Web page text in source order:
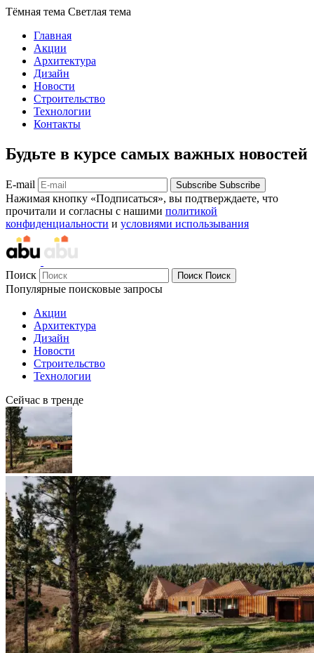
Тёмная тема Светлая тема
Главная
Акции
Архитектура
Дизайн
Новости
Строительство
Технологии
Контакты
Будьте в курсе самых важных новостей
E-mail Subscribe Subscribe
Нажимая кнопку «Подписаться», вы подтверждаете, что
прочитали и согласны с нашими политикой
конфиденциальности и условиями использывания
Поиск Поиск Поиск
Популярные поисковые запросы
Акции
Архитектура
Дизайн
Новости
Строительство
Технологии
Сейчас в тренде